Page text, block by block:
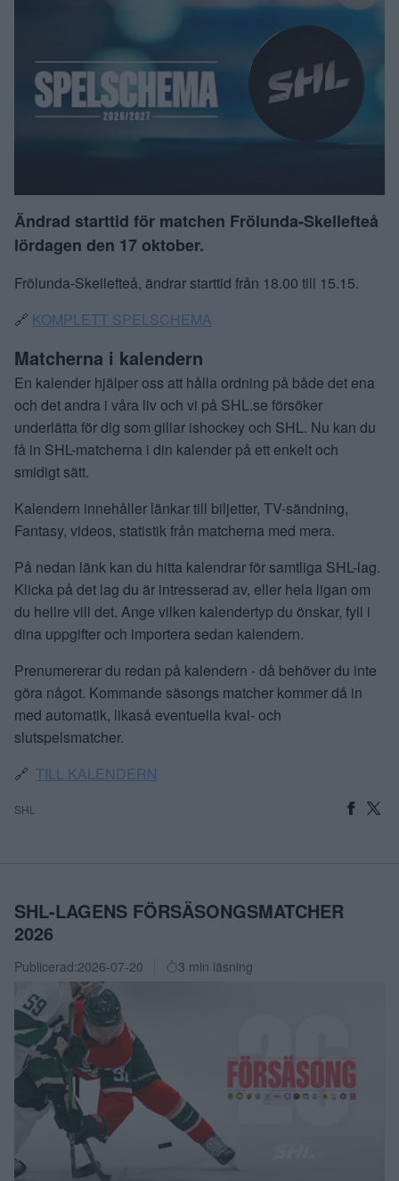
Ändrad starttid för matchen Frölunda-Skellefteå
lördagen den 17 oktober.
Frölunda-Skellefteå, ändrar starttid från 18.00 till 15.15.
🔗 KOMPLETT SPELSCHEMA
Matcherna i kalendern
En kalender hjälper oss att hålla ordning på både det ena
och det andra i våra liv och vi på SHL.se försöker
underlätta för dig som gillar ishockey och SHL. Nu kan du
få in SHL-matcherna i din kalender på ett enkelt och
smidigt sätt.
Kalendern innehåller länkar till biljetter, TV-sändning,
Fantasy, videos, statistik från matcherna med mera.
På nedan länk kan du hitta kalendrar för samtliga SHL-lag.
Klicka på det lag du är intresserad av, eller hela ligan om
du hellre vill det. Ange vilken kalendertyp du önskar, fyll i
dina uppgifter och importera sedan kalendern.
Prenumererar du redan på kalendern - då behöver du inte
göra något. Kommande säsongs matcher kommer då in
med automatik, likaså eventuella kval- och
slutspelsmatcher.
🔗 TILL KALENDERN
SHL
SHL-LAGENS FÖRSÄSONGSMATCHER
2026
Publicerad:2026-07-20 3 min läsning